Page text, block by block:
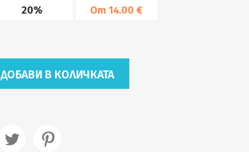
20% От 14.00 €
ДОБАВИ В КОЛИЧКАТА